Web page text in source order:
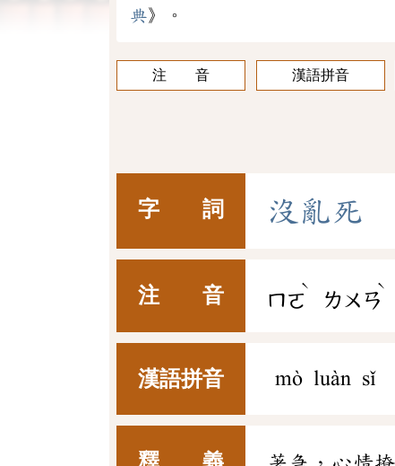
典》。
注 音 漢語拼音
字 詞 沒 亂死
注 音 ㄇㄛ
ˋ
ㄌㄨㄢ
ˋ
漢語拼音 mò luàn sǐ